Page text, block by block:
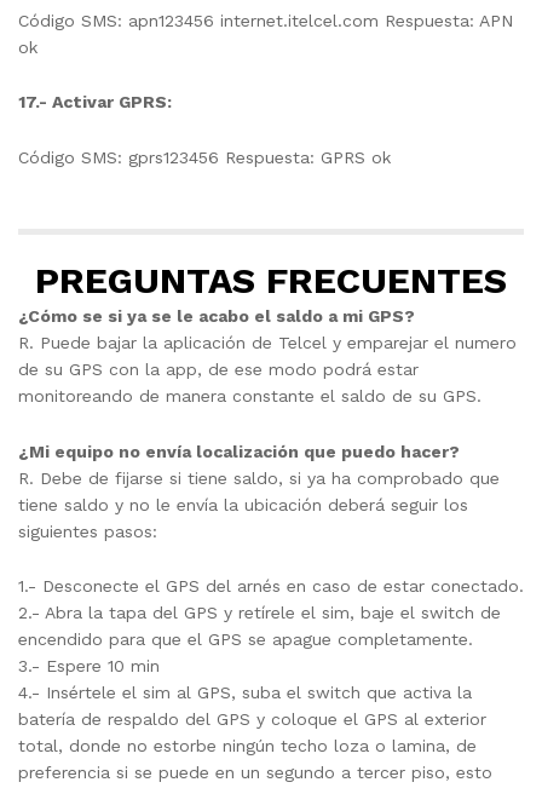
Código SMS: apn123456 internet.itelcel.com Respuesta: APN
ok
17.- Activar GPRS:
Código SMS: gprs123456 Respuesta: GPRS ok
PREGUNTAS FRECUENTES
¿Cómo se si ya se le acabo el saldo a mi GPS?
R. Puede bajar la aplicación de Telcel y emparejar el numero
de su GPS con la app, de ese modo podrá estar
monitoreando de manera constante el saldo de su GPS.
¿Mi equipo no envía localización que puedo hacer?
R. Debe de fijarse si tiene saldo, si ya ha comprobado que
tiene saldo y no le envía la ubicación deberá seguir los
siguientes pasos:
1.- Desconecte el GPS del arnés en caso de estar conectado.
2.- Abra la tapa del GPS y retírele el sim, baje el switch de
encendido para que el GPS se apague completamente.
3.- Espere 10 min
4.- Insértele el sim al GPS, suba el switch que activa la
batería de respaldo del GPS y coloque el GPS al exterior
total, donde no estorbe ningún techo loza o lamina, de
preferencia si se puede en un segundo a tercer piso, esto